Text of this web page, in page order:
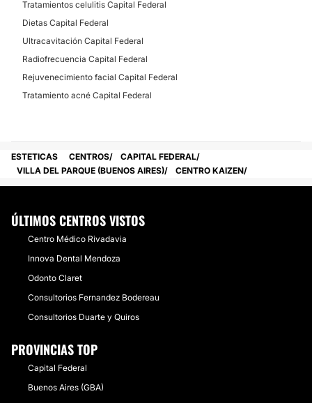
Tratamientos celulitis Capital Federal
Dietas Capital Federal
Ultracavitación Capital Federal
Radiofrecuencia Capital Federal
Rejuvenecimiento facial Capital Federal
Tratamiento acné Capital Federal
ESTETICAS CENTROS
CAPITAL FEDERAL
VILLA DEL PARQUE (BUENOS AIRES)
CENTRO KAIZEN
ÚLTIMOS CENTROS VISTOS
Centro Médico Rivadavia
Innova Dental Mendoza
Odonto Claret
Consultorios Fernandez Bodereau
Consultorios Duarte y Quiros
PROVINCIAS TOP
Capital Federal
Buenos Aires (GBA)